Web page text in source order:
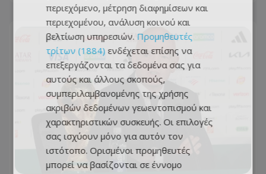
περιεχόμενο, μέτρηση διαφημίσεων και
περιεχομένου, ανάλυση κοινού και
βελτίωση υπηρεσιών. Προμηθευτές
τρίτων (1884) ενδέχεται επίσης να
επεξεργάζονται τα δεδομένα σας για
αυτούς και άλλους σκοπούς,
συμπεριλαμβανομένης της χρήσης
ακριβών δεδομένων γεωεντοπισμού και
χαρακτηριστικών συσκευής. Οι επιλογές
σας ισχύουν μόνο για αυτόν τον
ιστότοπο. Ορισμένοι προμηθευτές
μπορεί να βασίζονται σε έννομο